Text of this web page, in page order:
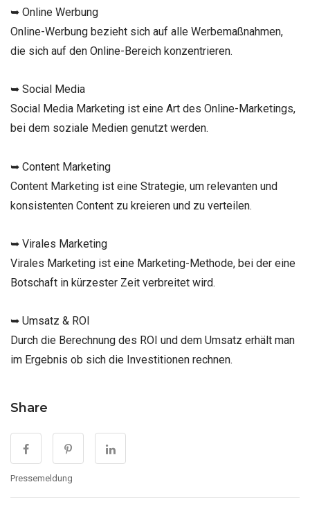
➥ Online Werbung
Online-Werbung bezieht sich auf alle Werbemaßnahmen,
die sich auf den Online-Bereich konzentrieren.
➥ Social Media
Social Media Marketing ist eine Art des Online-Marketings,
bei dem soziale Medien genutzt werden.
➥ Content Marketing
Content Marketing ist eine Strategie, um relevanten und
konsistenten Content zu kreieren und zu verteilen.
➥ Virales Marketing
Virales Marketing ist eine Marketing-Methode, bei der eine
Botschaft in kürzester Zeit verbreitet wird.
➥ Umsatz & ROI
Durch die Berechnung des ROI und dem Umsatz erhält man
im Ergebnis ob sich die Investitionen rechnen.
Share
Pressemeldung